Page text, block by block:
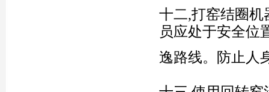
十二,打窑结圈
员应处于安全位
逸路线。防止人